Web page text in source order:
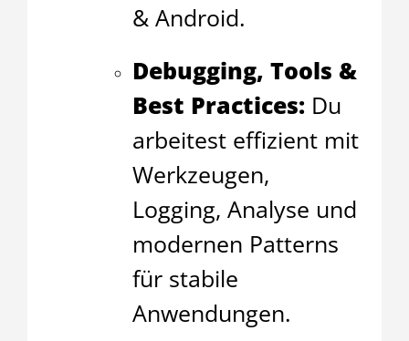
& Android.
Debugging, Tools &
Best Practices: Du
arbeitest effizient mit
Werkzeugen,
Logging, Analyse und
modernen Patterns
für stabile
Anwendungen.